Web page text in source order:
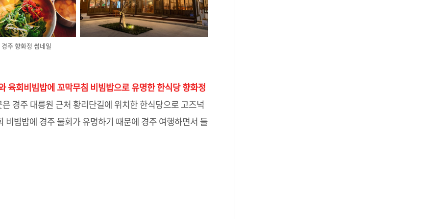
경주 향화정 썸네일
육회비빔밥에 꼬막무침 비빔밥으로 유명한 한식당 향화정
경주 대릉원 근처 황리단길에 위치한 한식당으로 고즈넉
빔밥에 경주 물회가 유명하기 때문에 경주 여행하면서 들